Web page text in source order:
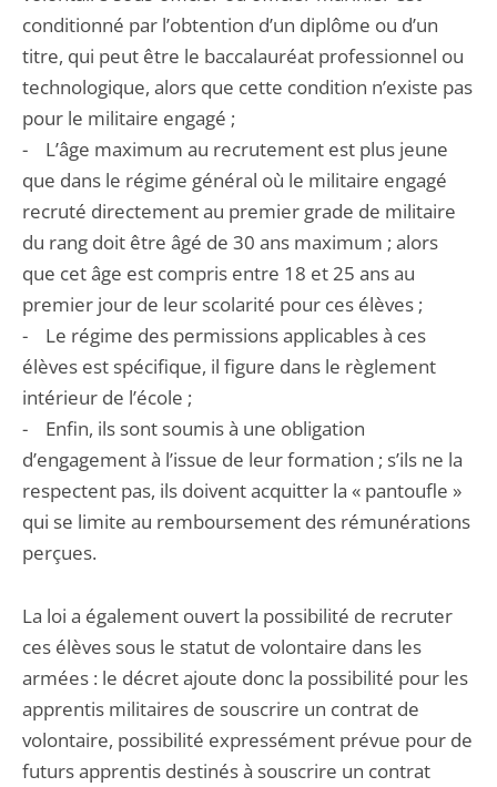
conditionné par l’obtention d’un diplôme ou d’un
titre, qui peut être le baccalauréat professionnel ou
technologique, alors que cette condition n’existe pas
pour le militaire engagé ;
- L’âge maximum au recrutement est plus jeune
que dans le régime général où le militaire engagé
recruté directement au premier grade de militaire
du rang doit être âgé de 30 ans maximum ; alors
que cet âge est compris entre 18 et 25 ans au
premier jour de leur scolarité pour ces élèves ;
- Le régime des permissions applicables à ces
élèves est spécifique, il figure dans le règlement
intérieur de l’école ;
- Enfin, ils sont soumis à une obligation
d’engagement à l’issue de leur formation ; s’ils ne la
respectent pas, ils doivent acquitter la « pantoufle »
qui se limite au remboursement des rémunérations
perçues.
La loi a également ouvert la possibilité de recruter
ces élèves sous le statut de volontaire dans les
armées : le décret ajoute donc la possibilité pour les
apprentis militaires de souscrire un contrat de
volontaire, possibilité expressément prévue pour de
futurs apprentis destinés à souscrire un contrat